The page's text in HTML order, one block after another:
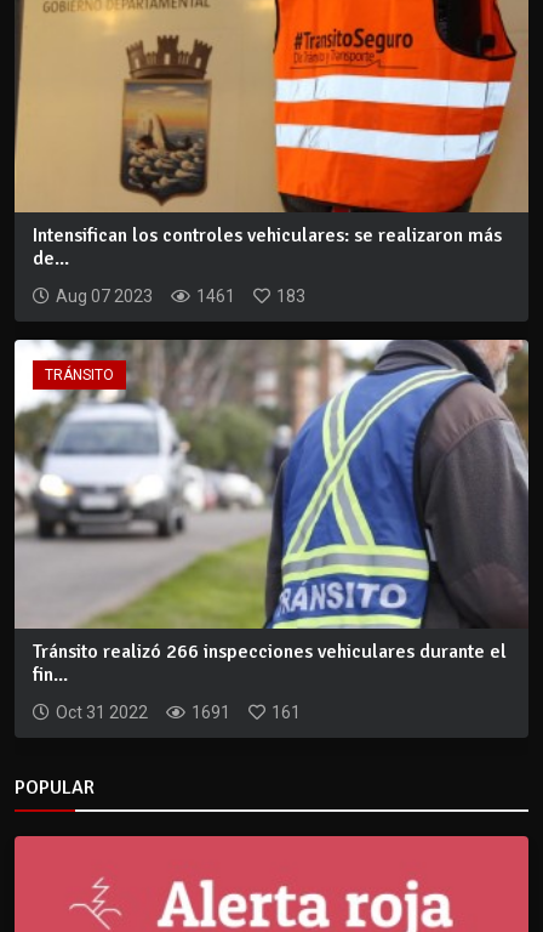
Intensifican los controles vehiculares: se realizaron más
de...
Aug 07 2023 1461 183
TRÁNSITO
Tránsito realizó 266 inspecciones vehiculares durante el
fin...
Oct 31 2022 1691 161
POPULAR